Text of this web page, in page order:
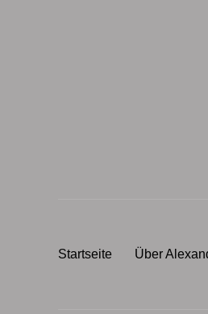
Startseite Über